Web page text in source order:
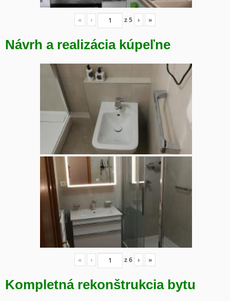
« ‹ z5 › »
Návrh a realizácia kúpeľne
« ‹ z6 › »
Kompletná rekonštrukcia bytu